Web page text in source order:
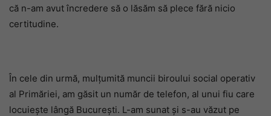
că n-am avut încredere să o lăsăm să plece fără nicio
certitudine.
În cele din urmă, mulțumită muncii biroului social operativ
al Primăriei, am găsit un număr de telefon, al unui fiu care
locuiește lângă București. L-am sunat și s-au văzut pe